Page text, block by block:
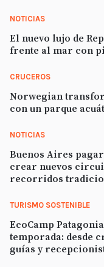
NOTICIAS
El nuevo lujo de
frente al mar con
CRUCEROS
Norwegian
con un parque
NOTICIAS
Buenos Aires
crear nuevos
recorridos
TURISMO SOSTENIBLE
EcoCamp
temporada: desde
guías y